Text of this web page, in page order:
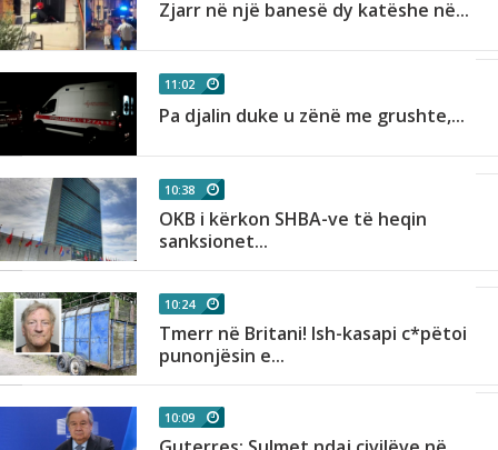
Zjarr në një banesë dy katëshe në...
11:02
Pa djalin duke u zënë me grushte,...
10:38
OKB i kërkon SHBA-ve të heqin
sanksionet...
10:24
Tmerr në Britani! Ish-kasapi c*pëtoi
punonjësin e...
10:09